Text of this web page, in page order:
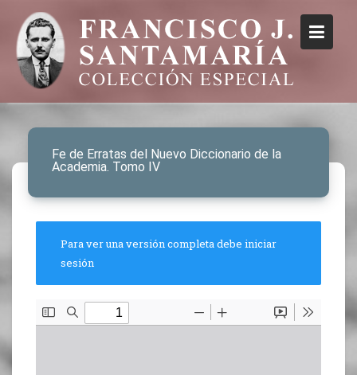
Fe de Erratas del Nuevo Diccionario de la
Academia. Tomo IV
Para ver una versión completa debe iniciar
sesión